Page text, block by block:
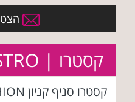
קסטרו | CASTRO
קסטרו סניף קניון BIG FASHION בית שמש